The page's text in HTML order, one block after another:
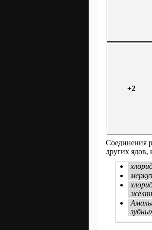
+2
Соединения
других ядов,